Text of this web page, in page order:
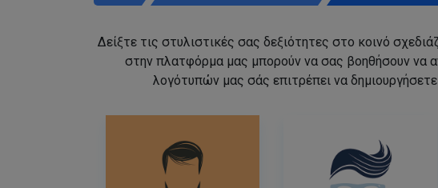
Δείξτε τις στυλιστικές σας δεξιότητες στο κοινό
στην πλατφόρμα μας μπορούν να σας βοηθήσουν να
λογότυπών μας σάς επιτρέπει να